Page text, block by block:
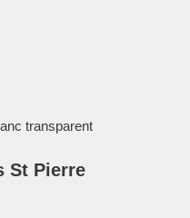
St Pierre